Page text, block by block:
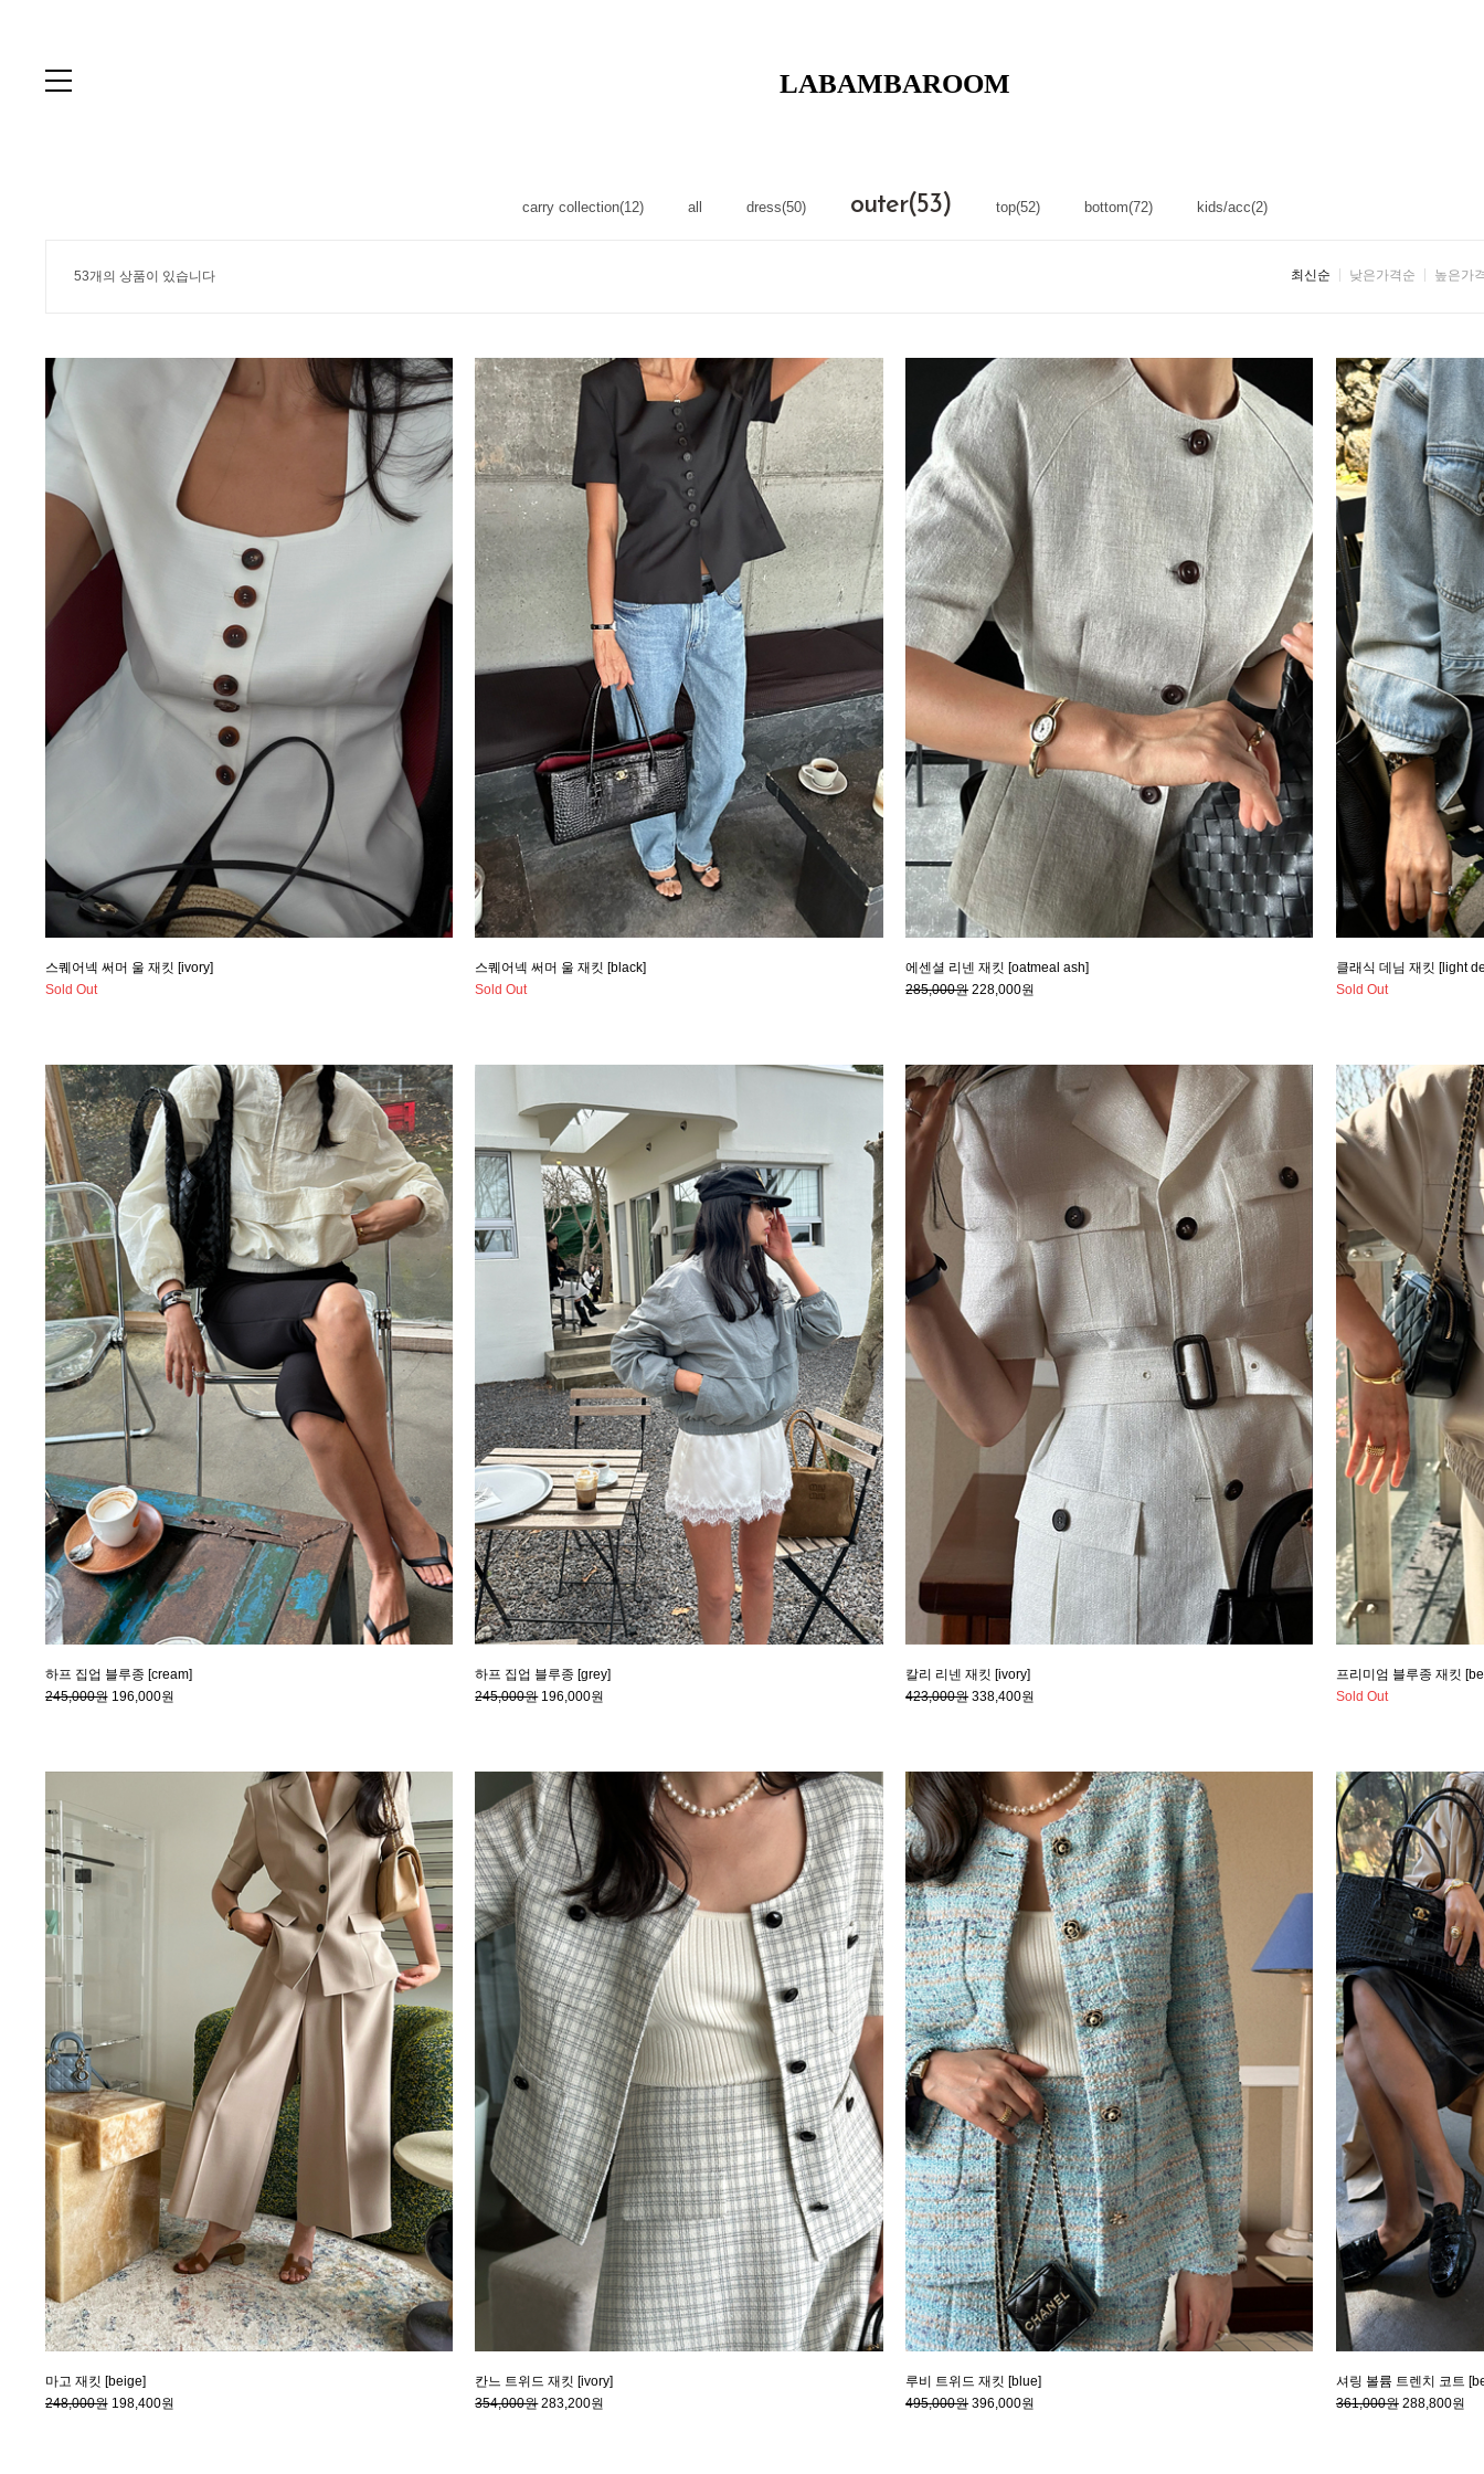
LABAMBAROOM
carry collection(12) all dress(50) outer(53) top(52) bottom(72) kids/acc(2)
53개의 상품이 있습니다 최신순 낮은가격순 높은가
스퀘어넥 써머 울 재킷 [ivory]
Sold Out
스퀘어넥 써머 울 재킷 [black]
Sold Out
에센셜 리넨 재킷 [oatmeal ash]
285,000원 228,000원
클래식 데님 재킷 [light
Sold Out
하프 집업 블루종 [cream]
245,000원 196,000원
하프 집업 블루종 [grey]
245,000원 196,000원
칼리 리넨 재킷 [ivory]
423,000원 338,400원
프리미엄 블루종 재킷
Sold Out
마고 재킷 [beige]
248,000원 198,400원
칸느 트위드 재킷 [ivory]
354,000원 283,200원
루비 트위드 재킷 [blue]
495,000원 396,000원
셔링 볼륨 트렌치 코트
361,000원 288,800원